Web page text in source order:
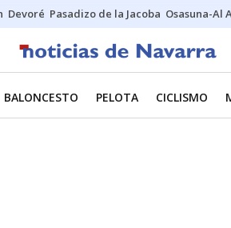
Devoré Pasadizo de la Jacoba Osasuna-Al
BALONCESTO PELOTA CICLISMO